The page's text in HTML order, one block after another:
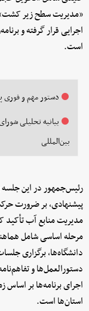
«مدیریت سطح زیر کشت»
اجرایی قرار گرفته و
است.
دستور مهم و فوری
بیانیه تحلیلی
بین‌المللی
رئیس‌جمهور در این جلسه
پیشنهادی، بر ضرورت
مدیریت منابع آب تأکید
مرحله اساسی شامل
دانشگاه‌ها، برگزاری
دستورالعمل‌ها و
اجرای برنامه‌ها بر
استان‌ها است.